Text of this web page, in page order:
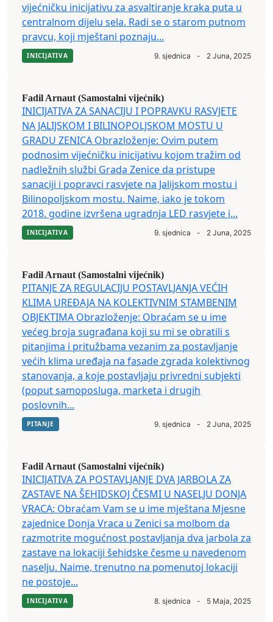
vijećničku inicijativu za asvaltiranje kraka puta u
centralnom dijelu sela. Radi se o starom putnom
pravcu, koji mještani poznaju...
INICIJATIVA 9. sjednica - 2 Juna, 2025
Fadil Arnaut (Samostalni vijećnik)
INICIJATIVA ZA SANACIJU I POPRAVKU RASVJETE
NA JALIJSKOM I BILINOPOLJSKOM MOSTU U
GRADU ZENICA Obrazloženje: Ovim putem
podnosim vijećničku inicijativu kojom tražim od
nadležnih službi Grada Zenice da pristupe
sanaciji i popravci rasvjete na Jalijskom mostu i
Bilinopoljskom mostu. Naime, iako je tokom
2018. godine izvršena ugradnja LED rasvjete i...
INICIJATIVA 9. sjednica - 2 Juna, 2025
Fadil Arnaut (Samostalni vijećnik)
PITANJE ZA REGULACIJU POSTAVLJANJA VEĆIH
KLIMA UREĐAJA NA KOLEKTIVNIM STAMBENIM
OBJEKTIMA Obrazloženje: Obraćam se u ime
većeg broja sugrađana koji su mi se obratili s
pitanjima i pritužbama vezanim za postavljanje
većih klima uređaja na fasade zgrada kolektivnog
stanovanja, a koje postavljaju privredni subjekti
(poput samoposluga, marketa i drugih
poslovnih...
PITANJE 9. sjednica - 2 Juna, 2025
Fadil Arnaut (Samostalni vijećnik)
INICIJATIVA ZA POSTAVLJANJE DVA JARBOLA ZA
ZASTAVE NA ŠEHIDSKOJ ČESMI U NASELJU DONJA
VRACA: Obraćam Vam se u ime mještana Mjesne
zajednice Donja Vraca u Zenici sa molbom da
razmotrite mogućnost postavljanja dva jarbola za
zastave na lokaciji šehidske česme u navedenom
naselju. Naime, trenutno na pomenutoj lokaciji
ne postoje...
INICIJATIVA 8. sjednica - 5 Maja, 2025